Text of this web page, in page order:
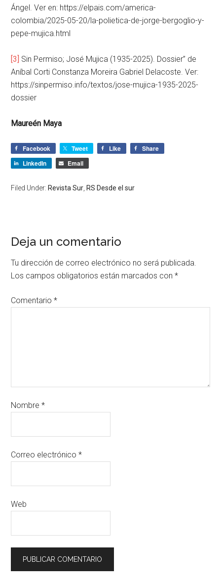
Ángel. Ver en: https://elpais.com/america-
colombia/2025-05-20/la-polietica-de-jorge-bergoglio-y-
pepe-mujica.html
[3] Sin Permiso; José Mujica (1935-2025). Dossier” de
Aníbal Corti Constanza Moreira Gabriel Delacoste. Ver:
https://sinpermiso.info/textos/jose-mujica-1935-2025-
dossier
Maureén Maya
Facebook Tweet Like
Share
LinkedIn
Email
Filed Under: Revista Sur RS Desde el sur
Deja un comentario
Tu dirección de correo electrónico no será publicada.
Los campos obligatorios están marcados con*
Comentario*
Nombre*
Correo electrónico*
Web